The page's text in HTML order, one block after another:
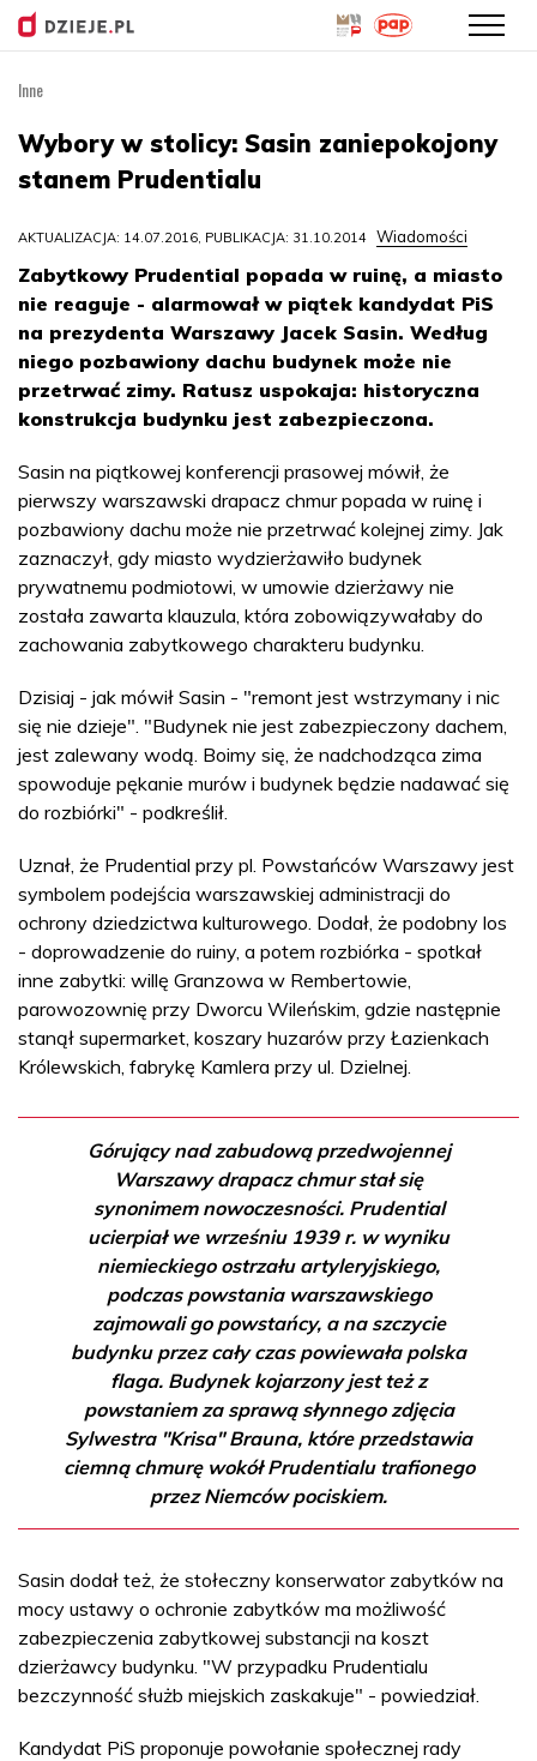
treści
Inne
Wybory w stolicy: Sasin zaniepokojony
stanem Prudentialu
AKTUALIZACJA: 14.07.2016, PUBLIKACJA: 31.10.2014 Wiadomości
Zabytkowy Prudential popada w ruinę, a miasto
nie reaguje - alarmował w piątek kandydat PiS
na prezydenta Warszawy Jacek Sasin. Według
niego pozbawiony dachu budynek może nie
przetrwać zimy. Ratusz uspokaja: historyczna
konstrukcja budynku jest zabezpieczona.
Sasin na piątkowej konferencji prasowej mówił, że
pierwszy warszawski drapacz chmur popada w ruinę i
pozbawiony dachu może nie przetrwać kolejnej zimy. Jak
zaznaczył, gdy miasto wydzierżawiło budynek
prywatnemu podmiotowi, w umowie dzierżawy nie
została zawarta klauzula, która zobowiązywałaby do
zachowania zabytkowego charakteru budynku.
Dzisiaj - jak mówił Sasin - "remont jest wstrzymany i nic
się nie dzieje". "Budynek nie jest zabezpieczony dachem,
jest zalewany wodą. Boimy się, że nadchodząca zima
spowoduje pękanie murów i budynek będzie nadawać się
do rozbiórki" - podkreślił.
Uznał, że Prudential przy pl. Powstańców Warszawy jest
symbolem podejścia warszawskiej administracji do
ochrony dziedzictwa kulturowego. Dodał, że podobny los
- doprowadzenie do ruiny, a potem rozbiórka - spotkał
inne zabytki: willę Granzowa w Rembertowie,
parowozownię przy Dworcu Wileńskim, gdzie następnie
stanął supermarket, koszary huzarów przy Łazienkach
Królewskich, fabrykę Kamlera przy ul. Dzielnej.
Górujący nad zabudową przedwojennej
Warszawy drapacz chmur stał się
synonimem nowoczesności. Prudential
ucierpiał we wrześniu 1939 r. w wyniku
niemieckiego ostrzału artyleryjskiego,
podczas powstania warszawskiego
zajmowali go powstańcy, a na szczycie
budynku przez cały czas powiewała polska
flaga. Budynek kojarzony jest też z
powstaniem za sprawą słynnego zdjęcia
Sylwestra "Krisa" Brauna, które przedstawia
ciemną chmurę wokół Prudentialu trafionego
przez Niemców pociskiem.
Sasin dodał też, że stołeczny konserwator zabytków na
mocy ustawy o ochronie zabytków ma możliwość
zabezpieczenia zabytkowej substancji na koszt
dzierżawcy budynku. "W przypadku Prudentialu
bezczynność służb miejskich zaskakuje" - powiedział.
Kandydat PiS proponuje powołanie społecznej rady